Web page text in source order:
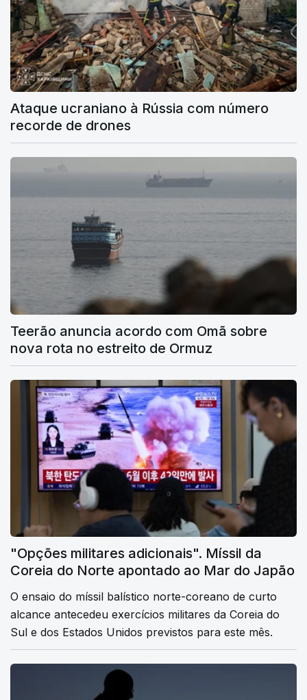
Ataque ucraniano à Rússia com número
recorde de drones
Teerão anuncia acordo com Omã sobre
nova rota no estreito de Ormuz
"Opções militares adicionais". Míssil da
Coreia do Norte apontado ao Mar do Japão
O ensaio do míssil balístico norte-coreano de curto
alcance antecedeu exercícios militares da Coreia do
Sul e dos Estados Unidos previstos para este mês.